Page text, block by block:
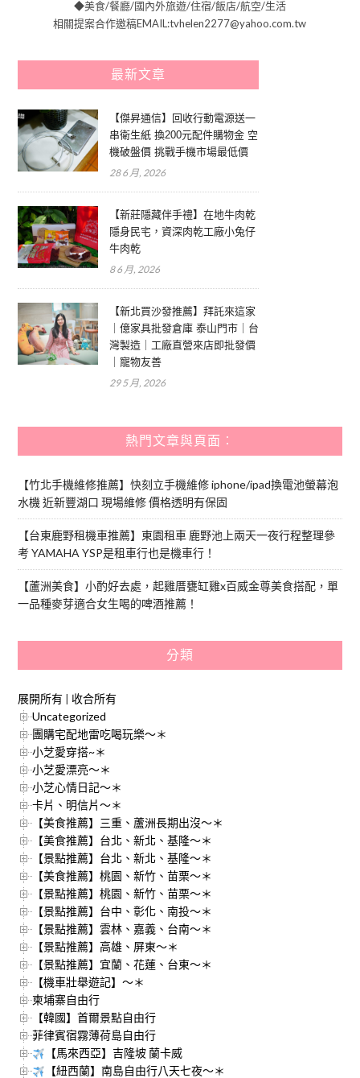
◆美食/餐廳/國內外旅遊/住宿/飯店/航空/生活
相關提案合作邀稿EMAIL:tvhelen2277@yahoo.com.tw
最新文章
【傑昇通信】回收行動電源送一
串衛生紙 換200元配件購物金 空
機破盤價 挑戰手機市場最低價
28 6 月, 2026
【新莊隱藏伴手禮】在地牛肉乾
隱身民宅，資深肉乾工廠小兔仔
牛肉乾
8 6 月, 2026
【新北買沙發推薦】拜託來這家
｜億家具批發倉庫 泰山門市｜台
灣製造｜工廠直營來店即批發價
｜寵物友善
29 5 月, 2026
熱門文章與頁面︰
【竹北手機維修推薦】快刻立手機維修 iphone/ipad換電池螢幕泡
水機 近新豐湖口 現場維修 價格透明有保固
【台東鹿野租機車推薦】東園租車 鹿野池上兩天一夜行程整理參
考 YAMAHA YSP是租車行也是機車行！
【蘆洲美食】小酌好去處，起雞厝甕缸雞x百威金尊美食搭配，單
一品種麥芽適合女生喝的啤酒推薦！
分類
展開所有 | 收合所有
Uncategorized
團購宅配地雷吃喝玩樂～＊
小芝愛穿搭~＊
小芝愛漂亮～＊
小芝心情日記～＊
卡片、明信片～＊
【美食推薦】三重、蘆洲長期出沒～＊
【美食推薦】台北、新北、基隆～＊
【景點推薦】台北、新北、基隆～＊
【美食推薦】桃園、新竹、苗栗～＊
【景點推薦】桃園、新竹、苗栗～＊
【景點推薦】台中、彰化、南投～＊
【景點推薦】雲林、嘉義、台南～＊
【景點推薦】高雄、屏東～＊
【景點推薦】宜蘭、花蓮、台東～＊
【機車壯舉遊記】～＊
柬埔寨自由行
【韓國】首爾景點自由行
菲律賓宿霧薄荷島自由行
【馬來西亞】吉隆坡 蘭卡威
【紐西蘭】南島自由行八天七夜～＊